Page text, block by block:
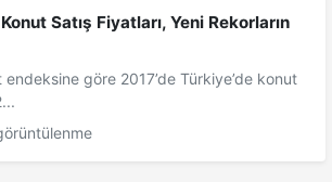
Satış Fiyatları, Yeni Rekorların
göre 2017’de Türkiye’de konut